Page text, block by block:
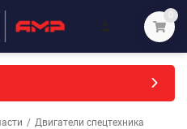
0
/ Двигатели спецтехника